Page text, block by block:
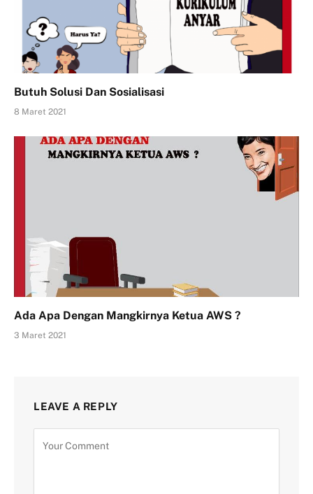
Butuh Solusi Dan Sosialisasi
8 Maret 2021
Ada Apa Dengan Mangkirnya Ketua AWS ?
3 Maret 2021
LEAVE A REPLY